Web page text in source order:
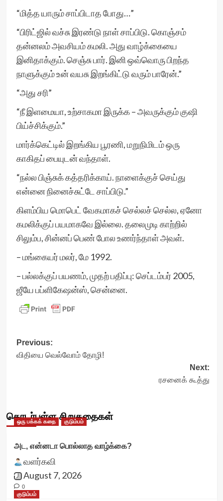
“மித்த யாரும் சாப்பிடாத போது…”
“பிரிட்ஜில் வச்சு இரண்டு நாள் சாப்பிடு. கொஞ்சம்
தன்னலம் அவசியம் கமலி. அது வாழ்க்கையை
இனிதாக்கும். செஞ்சு பார். இனி ஒவ்வொரு பிறந்த
நாளுக்கும் உன் வயசு இறங்கிட்டு வரும் பாரேன்.”
“அது சரி”
“நீ இளமையா, உற்சாகமா இருக்க – அவருக்கும் குஷி
பிய்ச்சிக்கும்.”
மார்க்கெட்டில் இறங்கிய பூரணி, மறுநிமிடம் ஒரு
காகிதப் பையுடன் வந்தாள்.
“நல்ல பிஞ்சுக் கத்தரிக்காய். நாளைக்குச் செய்து
என்னை நினைச்சுட்டே சாப்பிடு.”
கிளம்பிய மொபெட் வேகமாகச் செல்லச் செல்ல, ஏனோ
கமலிக்குப் பயமாகவே இல்லை. தலைமுடி காற்றில்
சிலும்ப, சின்னப் பெண் போல உணர்ந்தாள் அவள்.
– மங்கையர் மலர், மே 1992.
– பல்லக்குப் பயணம், முதற் பதிப்பு: செப்டம்பர் 2005,
ஜீயே பப்ளிகேஷன்ஸ், சென்னை.
Post
navigation
Previous:
விதியை வெல்வோம் தோழி!
Next:
ரசனைக் கூத்து
தொடர்புள்ள சிறுகதைகள்
ஒரு பக்கக் கதை குடும்பம்
அட, என்னடா பொல்லாத வாழ்க்கை?
வளர்கவி
August 7, 2026
0
குடும்பம்